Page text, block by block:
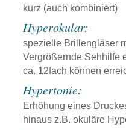
kurz (auch kombiniert)
Hyperokular:
spezielle Brillengläser
Vergrößernde Sehhilfe
ca. 12fach können
Hypertonie:
Erhöhung eines
hinaus z.B. okuläre